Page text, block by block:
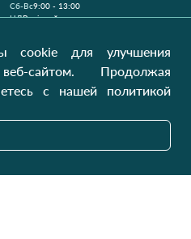
Cб-Вс9:00 - 13:00
НДВихідний
Україна, Луцьк, 43000
cookie для улучшения
сайтом. Продолжая
с нашей политикой